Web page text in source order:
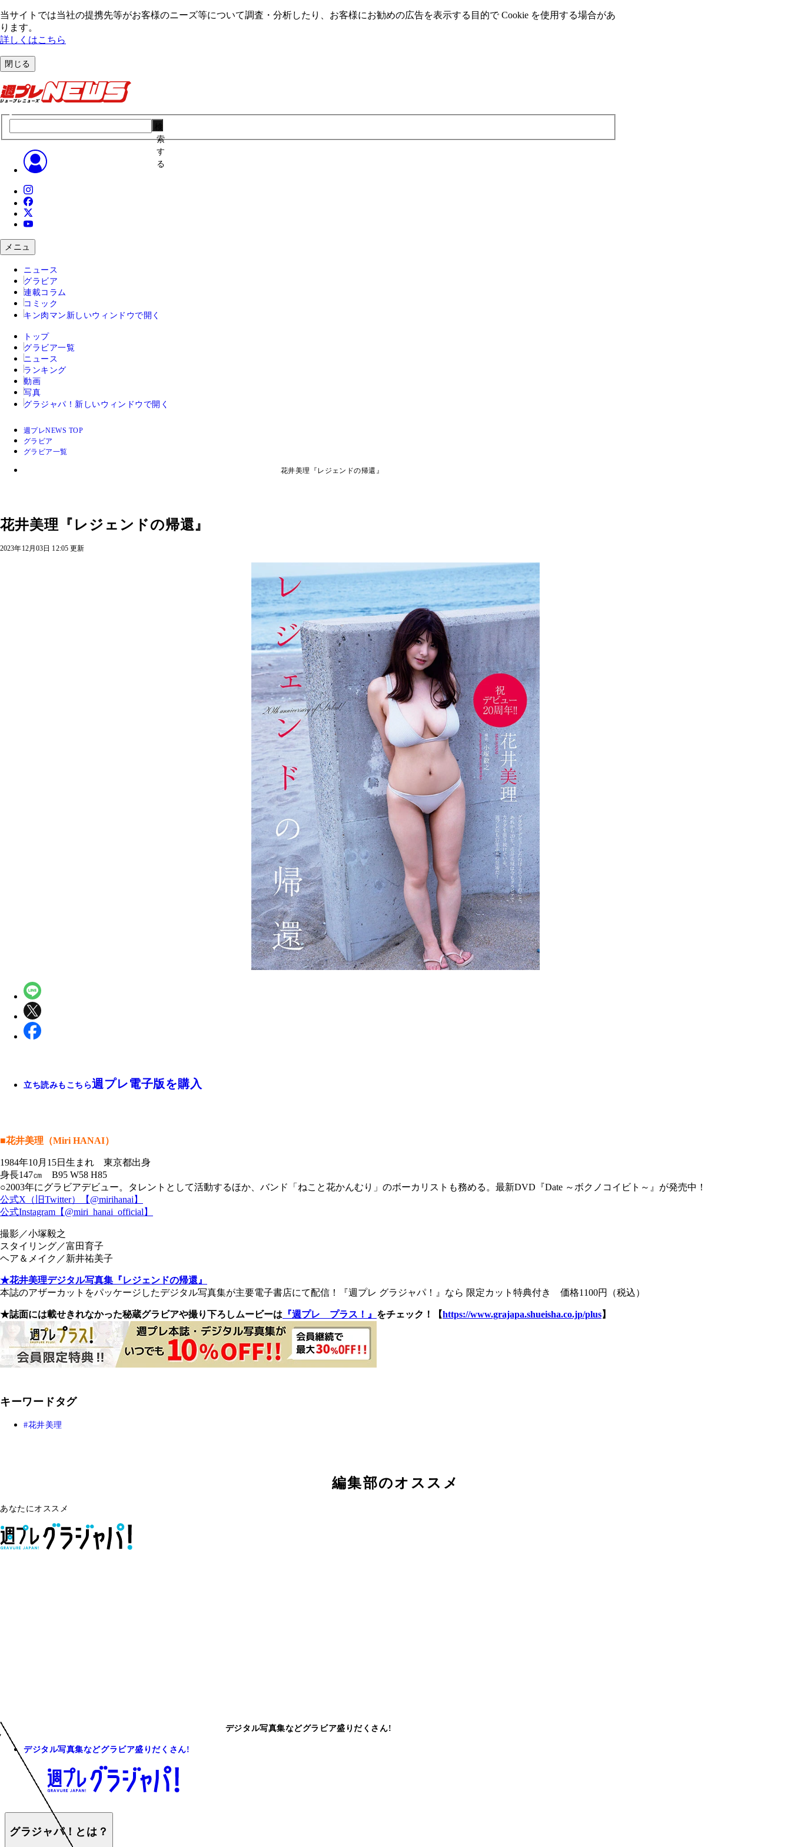
当サイトでは当社の提携先等がお客様のニーズ等について調査・分析したり、お客様にお勧めの広告を表⽰する⽬的で Cookie を使⽤する場合があ
ります。
詳しくはこちら
閉じる
索
す
る
メニュ
ニュース
グラビア
連載コラム
コミック
キン肉マン 新しいウィンドウで開く
トップ
グラビア一覧
ニュース
ランキング
動画
写真
グラジャパ！ 新しいウィンドウで開く
週プレNEWS TOP
グラビア
グラビア一覧
花井美理『レジェンドの帰還』
花井美理『レジェンドの帰還』
2023年12月03日 12:05 更新
立ち読みもこちら週プレ電子版を購入
■花井美理（Miri HANAI）
1984年10月15日生まれ 東京都出身
身長147㎝ B95 W58 H85
○2003年にグラビアデビュー。タレントとして活動するほか、バンド「ねこと花かんむり」のボーカリストも務める。最新DVD『Date ～ボクノコイビト～』が発売中！
公式X（旧Twitter）【@mirihanai】
公式Instagram【@miri_hanai_official】
撮影／小塚毅之
スタイリング／富田育子
ヘア＆メイク／新井祐美子
★花井美理デジタル写真集『レジェンドの帰還』
本誌のアザーカットをパッケージしたデジタル写真集が主要電子書店にて配信！『週プレ グラジャパ！』なら 限定カット特典付き 価格1100円（税込）
★誌面には載せきれなかった秘蔵グラビアや撮り下ろしムービーは 『週プレ プラス！』 をチェック！【https://www.grajapa.shueisha.co.jp/plus】
キーワードタグ
花井美理
編集部のオススメ
あなたにオススメ
デジタル写真集などグラビア盛りだくさん!
デジタル写真集などグラビア盛りだくさん!
グラジャパ！とは？